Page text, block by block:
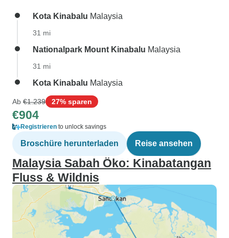
Kota Kinabalu Malaysia
31 mi
Nationalpark Mount Kinabalu Malaysia
31 mi
Kota Kinabalu Malaysia
Ab €1.239 27% sparen
€904
Registrieren to unlock savings
Broschüre herunterladen Reise ansehen
Malaysia Sabah Öko: Kinabatangan
Fluss & Wildnis